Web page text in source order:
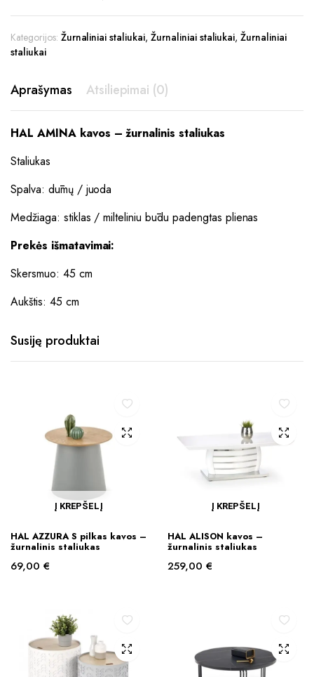
Kategorijos: Žurnaliniai staliukai, Žurnaliniai staliukai,Žurnaliniai
staliukai
Aprašymas Atsiliepimai (0)
HAL AMINA kavos – žurnalinis staliukas
Staliukas
Spalva: dūmų / juoda
Medžiaga: stiklas / milteliniu būdu padengtas plienas
Prekės išmatavimai:
Skersmuo: 45 cm
Aukštis: 45 cm
Susiję produktai
Į KREPŠELĮ
HAL AZZURA S pilkas kavos –
žurnalinis staliukas
69,00 €
Į KREPŠELĮ
HAL ALISON kavos –
žurnalinis staliukas
259,00 €